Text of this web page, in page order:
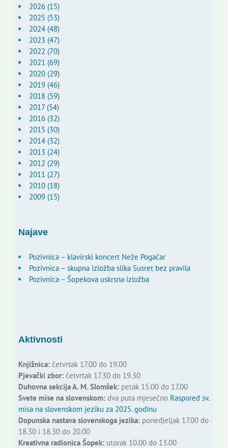
2026 (15)
2025 (53)
2024 (48)
2023 (47)
2022 (70)
2021 (69)
2020 (29)
2019 (46)
2018 (59)
2017 (54)
2016 (32)
2015 (30)
2014 (32)
2013 (24)
2012 (29)
2011 (27)
2010 (18)
2009 (15)
Najave
Pozivnica – klavirski koncert Neže Pogačar
Pozivnica – skupna izložba slika Susret bez pravila
Pozivnica – Šopekova uskrsna izložba
Aktivnosti
Knjižnica:četvrtak 17.00 do 19.00
Pjevački zbor:četvrtak 17.30 do 19.30
Duhovna sekcija A. M. Slomšek:petak 15.00 do 17.00
Svete mise na slovenskom:dva puta mjesečno Raspored sv.
misa na slovenskom jeziku za 2025. godinu
Dopunska nastava slovenskoga jezika:ponedjeljak 17.00 do
18.30 i 18.30 do 20.00
Kreativna radionica Šopek:utorak 10.00 do 13.00